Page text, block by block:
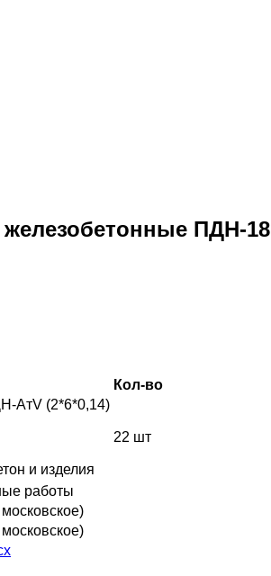
ПДН-18
Кол-во
AтV (2*6*0,14)
и изделия
22 шт
работы